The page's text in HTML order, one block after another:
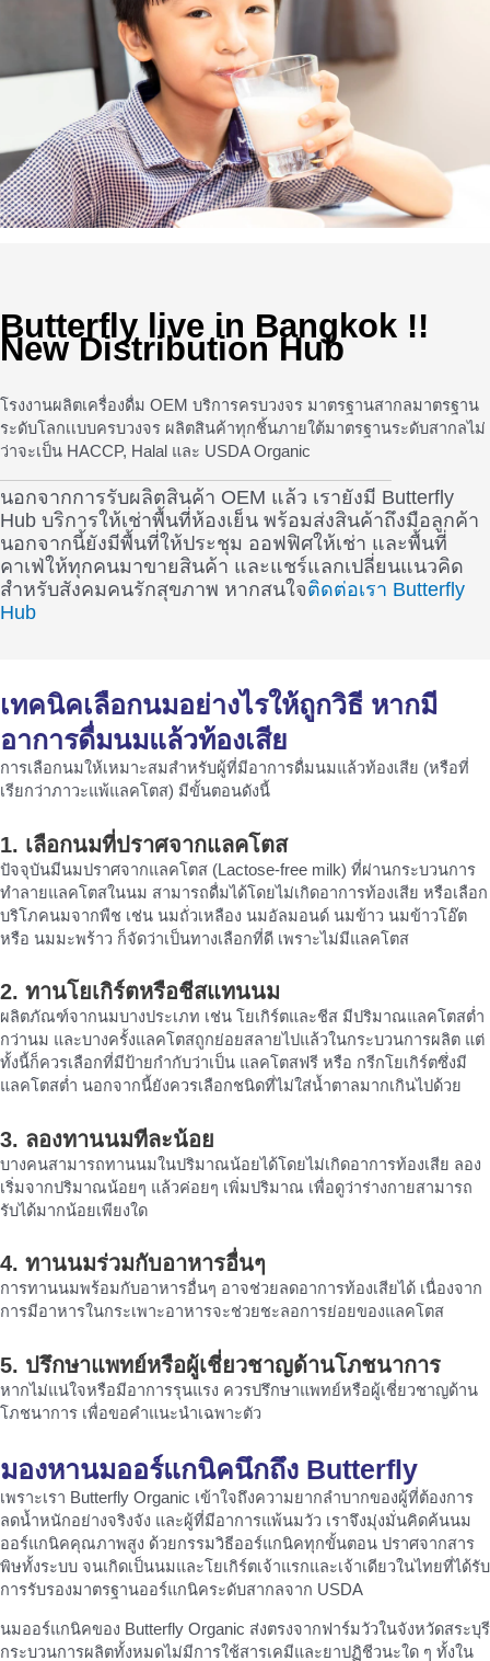
Butterfly live in Bangkok !!
New Distribution Hub
โรงงานผลิตเครื่องดื่ม OEM บริการครบวงจร มาตรฐานสากลมาตรฐาน
ระดับโลกเเบบครบวงจร ผลิตสินค้าทุกชิ้นภายใต้มาตรฐานระดับสากลไม่
ว่าจะเป็น HACCP, Halal และ USDA Organic
นอกจากการรับผลิตสินค้า OEM แล้ว เรายังมี Butterfly
Hub บริการให้เช่าพื้นที่ห้องเย็น พร้อมส่งสินค้าถึงมือลูกค้า
นอกจากนี้ยังมีพื้นที่ให้ประชุม ออฟฟิศให้เช่า และพื้นที่
คาเฟ่ให้ทุกคนมาขายสินค้า และแชร์แลกเปลี่ยนแนวคิด
สำหรับสังคมคนรักสุขภาพ หากสนใจติดต่อเรา Butterfly
Hub
เทคนิคเลือกนมอย่างไรให้ถูกวิธี หากมี
อาการดื่มนมแล้วท้องเสีย
การเลือกนมให้เหมาะสมสำหรับผู้ที่มีอาการดื่มนมแล้วท้องเสีย (หรือที่
เรียกว่าภาวะแพ้แลคโตส) มีขั้นตอนดังนี้
1. เลือกนมที่ปราศจากแลคโตส
ปัจจุบันมีนมปราศจากแลคโตส (Lactose-free milk) ที่ผ่านกระบวนการ
ทำลายแลคโตสในนม สามารถดื่มได้โดยไม่เกิดอาการท้องเสีย หรือเลือก
บริโภคนมจากพืช เช่น นมถั่วเหลือง นมอัลมอนด์ นมข้าว นมข้าวโอ๊ต
หรือ นมมะพร้าว ก็จัดว่าเป็นทางเลือกที่ดี เพราะไม่มีแลคโตส
2. ทานโยเกิร์ตหรือชีสแทนนม
ผลิตภัณฑ์จากนมบางประเภท เช่น โยเกิร์ตและชีส มีปริมาณแลคโตสต่ำ
กว่านม และบางครั้งแลคโตสถูกย่อยสลายไปแล้วในกระบวนการผลิต แต่
ทั้งนี้ก็ควรเลือกที่มีป้ายกำกับว่าเป็น แลคโตสฟรี หรือ กรีกโยเกิร์ตซึ่งมี
แลคโตสต่ำ นอกจากนี้ยังควรเลือกชนิดที่ไม่ใส่น้ำตาลมากเกินไปด้วย
3. ลองทานนมทีละน้อย
บางคนสามารถทานนมในปริมาณน้อยได้โดยไม่เกิดอาการท้องเสีย ลอง
เริ่มจากปริมาณน้อยๆ แล้วค่อยๆ เพิ่มปริมาณ เพื่อดูว่าร่างกายสามารถ
รับได้มากน้อยเพียงใด
4. ทานนมร่วมกับอาหารอื่นๆ
การทานนมพร้อมกับอาหารอื่นๆ อาจช่วยลดอาการท้องเสียได้ เนื่องจาก
การมีอาหารในกระเพาะอาหารจะช่วยชะลอการย่อยของแลคโตส
5. ปรึกษาแพทย์หรือผู้เชี่ยวชาญด้านโภชนาการ
หากไม่แน่ใจหรือมีอาการรุนแรง ควรปรึกษาแพทย์หรือผู้เชี่ยวชาญด้าน
โภชนาการ เพื่อขอคำแนะนำเฉพาะตัว
มองหานมออร์แกนิคนึกถึง Butterfly
เพราะเรา Butterfly Organic เข้าใจถึงความยากลำบากของผู้ที่ต้องการ
ลดน้ำหนักอย่างจริงจัง และผู้ที่มีอาการแพ้นมวัว เราจึงมุ่งมั่นคิดค้นนม
ออร์แกนิคคุณภาพสูง ด้วยกรรมวิธีออร์แกนิคทุกขั้นตอน ปราศจากสาร
พิษทั้งระบบ จนเกิดเป็นนมและโยเกิร์ตเจ้าแรกและเจ้าเดียวในไทยที่ได้รับ
การรับรองมาตรฐานออร์แกนิคระดับสากลจาก USDA
นมออร์แกนิคของ Butterfly Organic ส่งตรงจากฟาร์มวัวในจังหวัดสระบุรี
กระบวนการผลิตทั้งหมดไม่มีการใช้สารเคมีและยาปฏิชีวนะใด ๆ ทั้งใน